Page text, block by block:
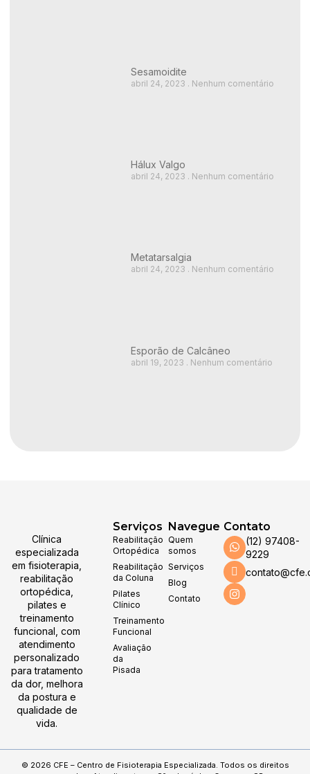
Sesamoidite
abril 24, 2023 Nenhum comentário
Hálux Valgo
abril 24, 2023 Nenhum comentário
Metatarsalgia
abril 24, 2023 Nenhum comentário
Esporão de Calcâneo
abril 19, 2023 Nenhum comentário
Clínica
especializada
em fisioterapia,
reabilitação
ortopédica,
pilates e
treinamento
funcional, com
atendimento
personalizado
para tratamento
da dor, melhora
da postura e
qualidade de
vida.
Serviços
Reabilitação
Ortopédica
Reabilitação
da Coluna
Pilates
Clínico
Treinamento
Funcional
Avaliação
da
Pisada
Navegue
Quem
somos
Serviços
Blog
Contato
Contato
(12) 97408-
9229
© 2026 CFE – Centro de Fisioterapia Especializada. Todos os direitos